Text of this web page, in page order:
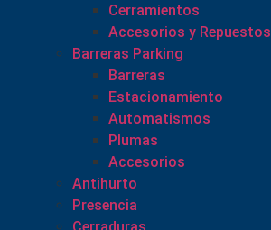
Cerramientos
Accesorios y Repuestos
Barreras Parking
Barreras
Estacionamiento
Automatismos
Plumas
Accesorios
Antihurto
Presencia